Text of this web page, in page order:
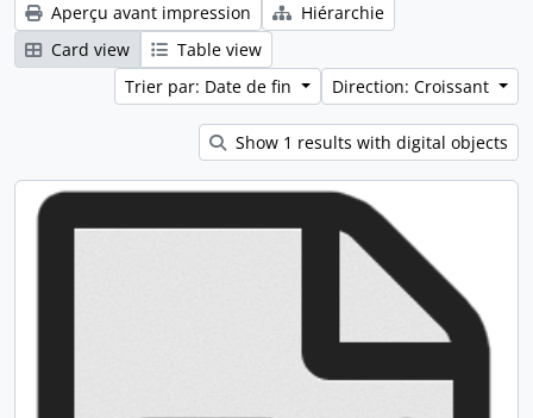
Aperçu avant impression
Hiérarchie
Card view
Table view
Trier par: Date de fin
Direction: Croissant
Show 1 results with digital objects